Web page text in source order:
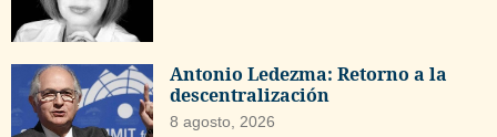
Antonio Ledezma: Retorno a la
descentralización
8 agosto, 2026